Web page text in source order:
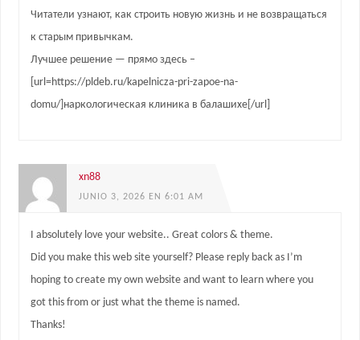
Читатели узнают, как строить новую жизнь и не возвращаться
к старым привычкам.
Лучшее решение — прямо здесь –
[url=https://pldeb.ru/kapelnicza-pri-zapoe-na-
domu/]наркологическая клиника в балашихе[/url]
xn88
JUNIO 3, 2026 EN 6:01 AM
I absolutely love your website.. Great colors & theme.
Did you make this web site yourself? Please reply back as I’m
hoping to create my own website and want to learn where you
got this from or just what the theme is named.
Thanks!